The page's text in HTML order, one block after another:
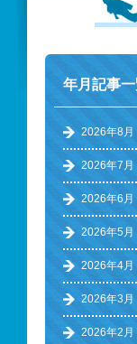
年月記事
2026年8月
2026年7月
2026年6月
2026年5月
2026年4月
2026年3月
2026年2月